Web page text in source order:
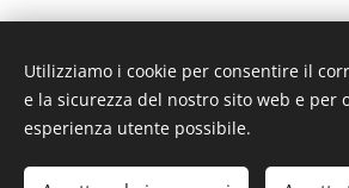
Privacy e Note
Utilizziamo i cookie per consentire il
e la sicurezza del nostro sito web e per
esperienza utente possibile.